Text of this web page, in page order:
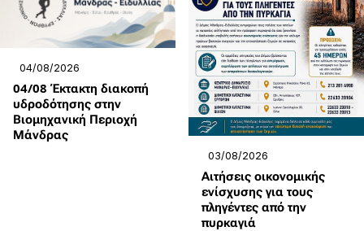
04/08/2026
04/08 Έκτακτη διακοπή
υδροδότησης στην
Βιομηχανική Περιοχή
Μάνδρας
03/08/2026
Αιτήσεις οικονομικής
ενίσχυσης για τους
πληγέντες από την
πυρκαγιά